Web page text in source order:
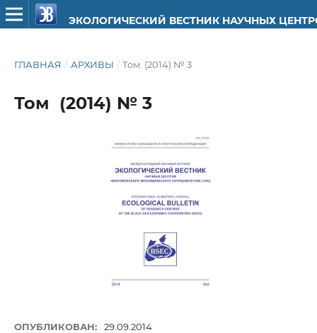
ЭКОЛОГИЧЕСКИЙ ВЕСТНИК НАУЧНЫХ
ГЛАВНАЯ / АРХИВЫ / Том (2014) № 3
Том (2014) № 3
ОПУБЛИКОВАН: 29.09.2014